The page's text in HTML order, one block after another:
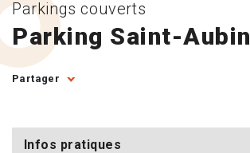
Parking Saint-Aubin
Parkings couverts
Partager
Infos pratiques